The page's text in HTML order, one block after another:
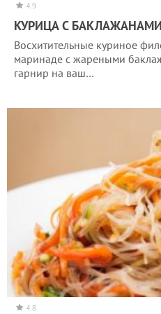
4.9
КУРИЦА С
Восхитительные куриное
маринаде с жареными
гарнир на ваш…
4.8